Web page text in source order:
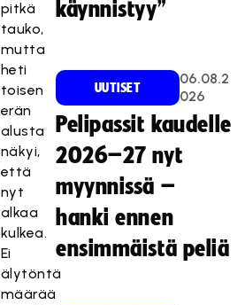
pitkä
tauko,
mutta
heti
toisen
erän
alusta
näkyi,
että
nyt
alkaa
kulkea.
Ei
älytöntä
määrää
käynnistyy”
UUTISET
06.08.2
026
Pelipassit kaudelle
2026–27 nyt
myynnissä –
hanki ennen
ensimmäistä peliä